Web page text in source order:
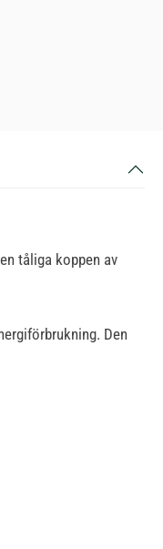
tåliga koppen av
Den